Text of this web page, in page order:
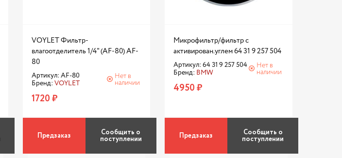
VOYLET Фильтр-
влагоотделитель 1/4" (AF-80) AF-
80
Артикул: AF-80
Бренд: VOYLET
Нет в
наличии
1720 ₽
Предзаказ Сообщить о
поступлении
Микрофильтр/фильтр с
активирован.углем 64 31 9 257 504
Артикул: 64 31 9 257 504
Бренд: BMW
Нет в
наличии
4950 ₽
Предзаказ Сообщить о
поступлении